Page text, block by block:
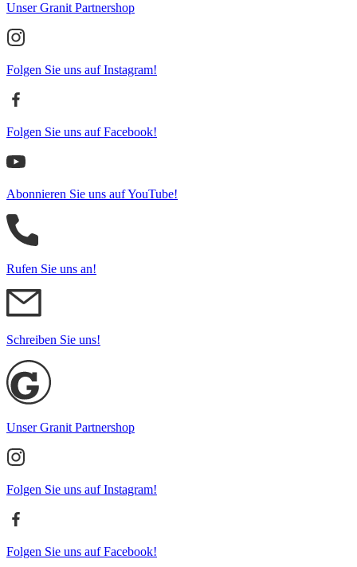
Unser Granit Partnershop
Folgen Sie uns auf Instagram!
Folgen Sie uns auf Facebook!
Abonnieren Sie uns auf YouTube!
Rufen Sie uns an!
Schreiben Sie uns!
Unser Granit Partnershop
Folgen Sie uns auf Instagram!
Folgen Sie uns auf Facebook!